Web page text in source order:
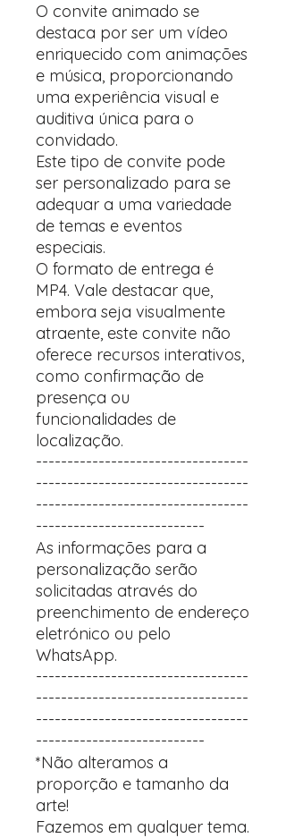
O convite animado se
destaca por ser um vídeo
enriquecido com animações
e música, proporcionando
uma experiência visual e
auditiva única para o
convidado.
Este tipo de convite pode
ser personalizado para se
adequar a uma variedade
de temas e eventos
especiais.
O formato de entrega é
MP4. Vale destacar que,
embora seja visualmente
atraente, este convite não
oferece recursos interativos,
como confirmação de
presença ou
funcionalidades de
localização.
----------------------------------
----------------------------------
----------------------------------
---------------------------
As informações para a
personalização serão
solicitadas através do
preenchimento de endereço
eletrónico ou pelo
WhatsApp.
----------------------------------
----------------------------------
----------------------------------
---------------------------
*Não alteramos a
proporção e tamanho da
arte!
Fazemos em qualquer tema.